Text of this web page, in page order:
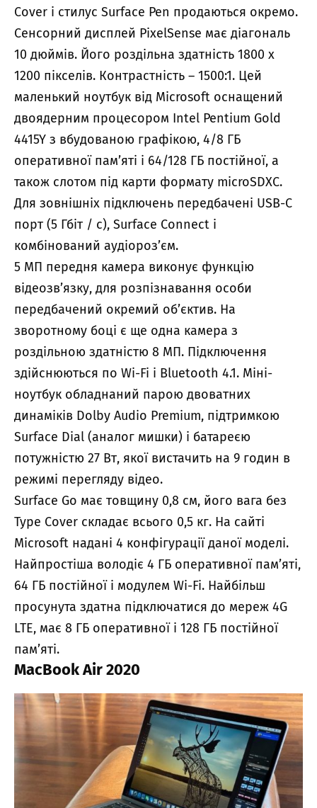
Cover і стилус Surface Pen продаються окремо.
Сенсорний дисплей PixelSense має діагональ
10 дюймів. Його роздільна здатність 1800 х
1200 пікселів. Контрастність – 1500:1. Цей
маленький ноутбук від Microsoft оснащений
двоядерним процесором Intel Pentium Gold
4415Y з вбудованою графікою, 4/8 ГБ
оперативної пам’яті і 64/128 ГБ постійної, а
також слотом під карти формату microSDXC.
Для зовнішніх підключень передбачені USB-C
порт (5 Гбіт / с), Surface Connect і
комбінований аудіороз’єм.
5 МП передня камера виконує функцію
відеозв’язку, для розпізнавання особи
передбачений окремий об’єктив. На
зворотному боці є ще одна камера з
роздільною здатністю 8 МП. Підключення
здійснюються по Wi-Fi і Bluetooth 4.1. Міні-
ноутбук обладнаний парою двоватних
динаміків Dolby Audio Premium, підтримкою
Surface Dial (аналог мишки) і батареєю
потужністю 27 Вт, якої вистачить на 9 годин в
режимі перегляду відео.
Surface Go має товщину 0,8 см, його вага без
Type Cover складає всього 0,5 кг. На сайті
Microsoft надані 4 конфігурації даної моделі.
Найпростіша володіє 4 ГБ оперативної пам’яті,
64 ГБ постійної і модулем Wi-Fi. Найбільш
просунута здатна підключатися до мереж 4G
LTE, має 8 ГБ оперативної і 128 ГБ постійної
пам’яті.
MacBook Air 2020